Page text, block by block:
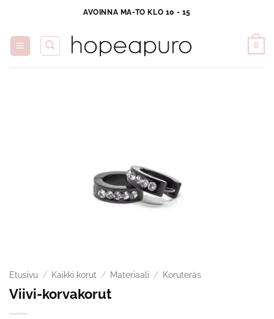
content
AVOINNA MA-TO KLO 10 - 15
0
Etusivu / Kaikki korut / Materiaali / Koruteräs
Viivi-korvakorut